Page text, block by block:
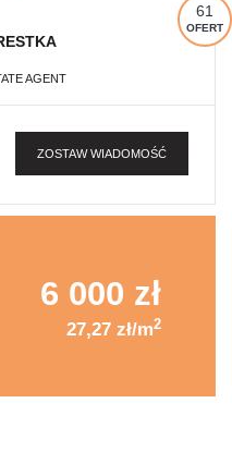
61
OFERT
AGENT
ZOSTAW WIADOMOŚĆ
6 000 zł
27,27 zł/m2